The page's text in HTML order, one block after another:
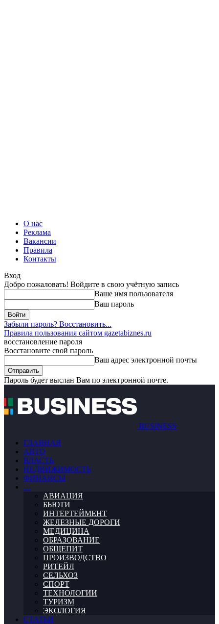
О нас
Реклама
Вакансии
Правила
Контакты
Вход
Добро пожаловать! Войдите в свою учётную запись
Ваше имя пользователя
Ваш пароль
Забыли пароль? Восстановить...
Правила пользования сайтом gazetabiznes.ru
восстановление пароля
Восстановите свой пароль
Ваш адрес электронной почты
Пароль будет выслан Вам по электронной почте.
BUSINESS
ГЛАВНАЯ
АВТО
ВЛАСТЬ
НЕДВИЖИМОСТЬ
ФИНАНСЫ
…
АВИАЦИЯ
БЬЮТИ
ИНТЕРТЕЙМЕНТ
ЖЕЛЕЗНЫЕ ДОРОГИ
МЕДИЦИНА
ОБРАЗОВАНИЕ
ОБЩЕПИТ
ПРОИЗВОДСТВО
РИТЕЙЛ
СЕЛЬХОЗ
СПОРТ
ТЕХНОЛОГИИ
ТУРИЗМ
ЭКОЛОГИЯ
СТАТЬИ